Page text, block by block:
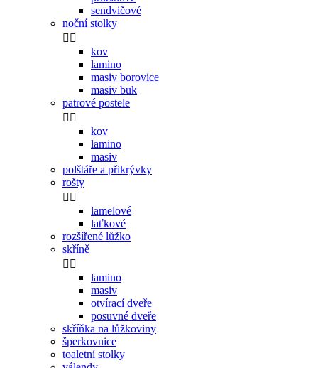
sendvičové
noční stolky
 
kov
lamino
masiv borovice
masiv buk
patrové postele
 
kov
lamino
masiv
polštáře a přikrývky
rošty
 
lamelové
laťkové
rozšířené lůžko
skříně
 
lamino
masiv
otvírací dveře
posuvné dveře
skříňka na lůžkoviny
šperkovnice
toaletní stolky